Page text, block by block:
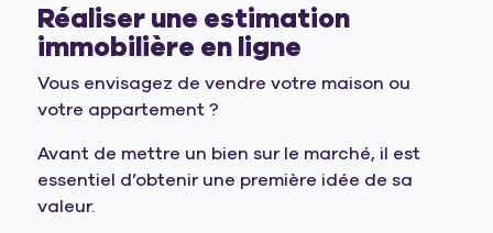
Réaliser une estimation
immobilière en ligne
Vous envisagez de vendre votre maison ou
votre appartement ?
Avant de mettre un bien sur le marché, il est
essentiel d’obtenir une première idée de sa
valeur.